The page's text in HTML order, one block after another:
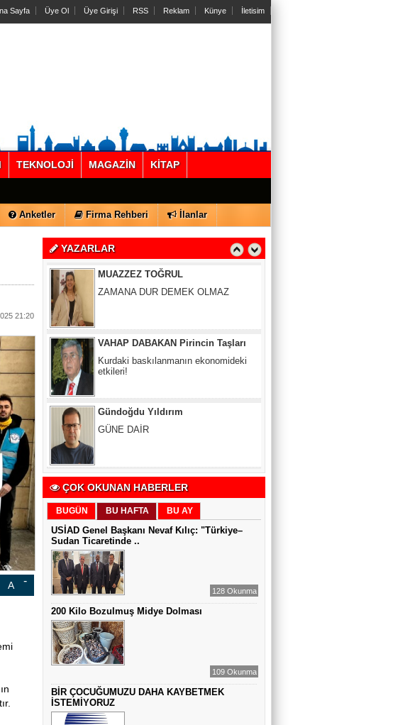
Sayfa Üye Ol Üye Girişi RSS Reklam Künye İletisim
TEKNOLOJİ MAGAZİN KİTAP
Anketler Firma Rehberi İlanlar
21:20
A
YAZARLAR
Gül Saydam
SEN BENİ UNUTSAN DA
MUAZZEZ TOĞRUL
ZAMANA DUR DEMEK OLMAZ
VAHAP DABAKAN Pirincin Taşları
Kurdaki baskılanmanın ekonomideki
Gündoğdu Yıldırım
GÜNE DAİR
Zeynel Aslan
SATILAMAYAN MÜLK YOKTUR,
DİJİTAL VİCDAN
Gül Saydam
SEN BENİ UNUTSAN DA
MUAZZEZ TOĞRUL
ZAMANA DUR DEMEK OLMAZ
VAHAP DABAKAN Pirincin Taşları
Kurdaki baskılanmanın ekonomideki
etkileri!
ÇOK OKUNAN HABERLER
BUGÜN BU HAFTA BU AY
USİAD Genel Başkanı Nevaf Kılıç: "Türkiye–
Sudan Ticaretinde ..
128 Okunma
200 Kilo Bozulmuş Midye Dolması
109 Okunma
BİR ÇOCUĞUMUZU DAHA KAYBETMEK
İSTEMİYORUZ